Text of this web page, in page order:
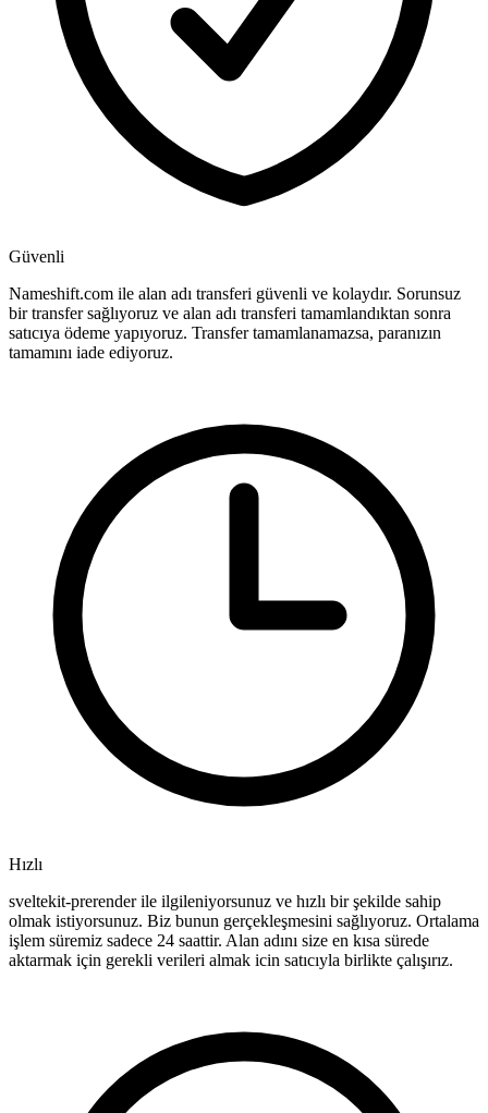
Güvenli
Nameshift.com ile alan adı transferi güvenli ve kolaydır. Sorunsuz
bir transfer sağlıyoruz ve alan adı transferi tamamlandıktan sonra
satıcıya ödeme yapıyoruz. Transfer tamamlanamazsa, paranızın
tamamını iade ediyoruz.
Hızlı
sveltekit-prerender ile ilgileniyorsunuz ve hızlı bir şekilde sahip
olmak istiyorsunuz. Biz bunun gerçekleşmesini sağlıyoruz. Ortalama
işlem süremiz sadece 24 saattir. Alan adını size en kısa sürede
aktarmak için gerekli verileri almak icin satıcıyla birlikte çalışırız.